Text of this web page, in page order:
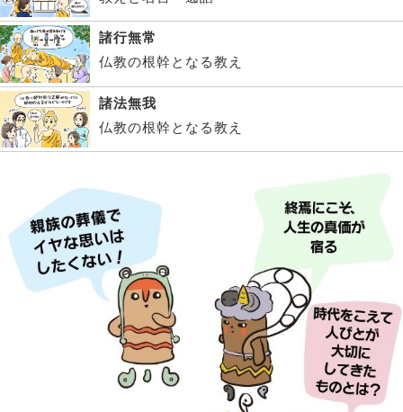
諸行無常
仏教の根幹となる教え
諸法無我
仏教の根幹となる教え